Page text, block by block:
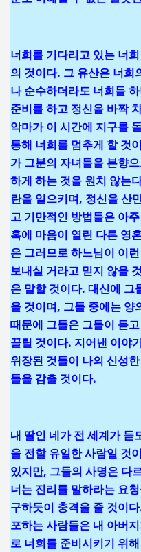
너희를 기다리고 있는 너
의 것이다. 그 유산은 너희
나 순수하더라도 너희들
준비를 하고 정신을 바짝
악마가 이 시간에 지구를
통해 너희를 멈추게 할 것
가 그분의 자녀들을 본향
하게 하는 것을 원치 않는
란을 일으키며, 정신을 산
고 기만적인 방법들은 아
혹에 마음이 열린 다른 영
은 그러므로 하느님이 이
보내실 거라고 믿지 않을
은 말할 것이다. 대신에 그
을 것이며, 그들 중에는 양
때문에 그들은 그들이 듣
끌릴 것이다. 지어낸 이야
위장된 것들이 나의 신성
들을 감출 것이다.
내 딸인 네가 전 세계가 듣
을 전할 유일한 사람일 것
있지만, 그들의 사명은 다
너는 진리를 말하라는 요
구하듯이 충격을 줄 것이
포하는 사람들은 내 아버
로 너희를 준비시키기 위